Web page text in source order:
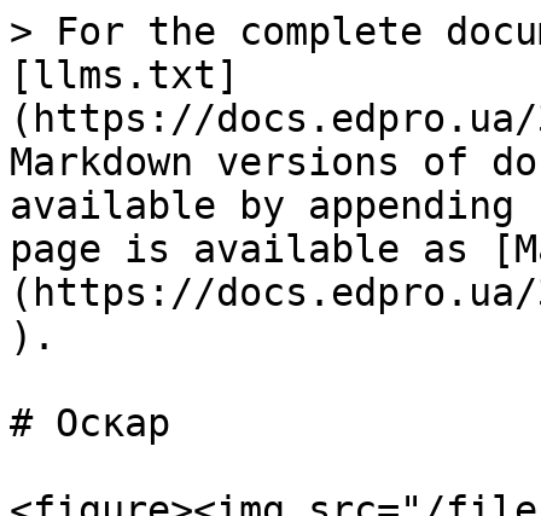
> For the complete
[llms.txt]
(https://
Markdown versions of
available by
page is available as
(https://docs.edpro.ua/
).
# Оскар